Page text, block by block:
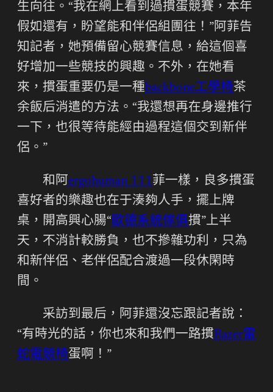
生向往。“我在網上看到過摜蛋競賽，本年
假如還有，盼望能和伴侶組團往！”阿菲告
知記者，她預備留心競賽信息，給這個喜
好增加一些競技的興趣。不外，在她看
來，摜蛋重要仍是一種backbone工學椅茶
余飯后消遣的方法。“我還想再在身邊推行
一下，也很等待能經由過程這個交到新伴
侶。”
和阿ergohuman 111菲一樣，良多摜蛋
喜好者的樂趣也在于湊夠人手，擺上牌
桌，開高興心腸“歐德系統傢俱摜”上半
天，不消計較勝負，也不摻雜功利，只為
和新伴侶、老伴侶配合渡過一段休閑時
間。
采訪到最后，阿菲還沒忘跟記者說：
“有時光的話，你也來和我們一路摜Razer雷
蛇電競椅蛋啊！”